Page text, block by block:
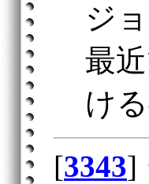
ジ
最
け
[3343]